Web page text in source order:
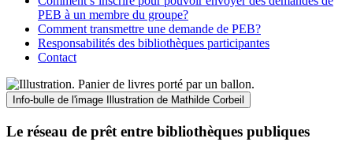
PEB à un membre du groupe?
Comment transmettre une demande de PEB?
Responsabilités des bibliothèques participantes
Contact
Info-bulle de l'image Illustration de Mathilde Corbeil
Le réseau de prêt entre bibliothèques publiques